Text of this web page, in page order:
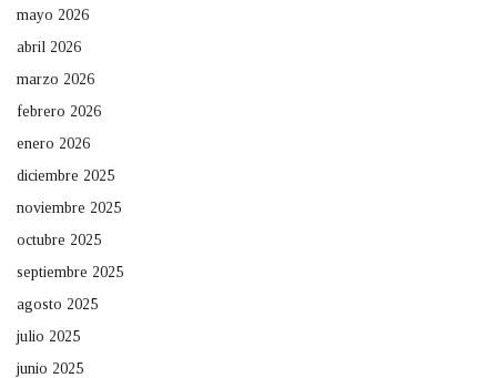
mayo 2026
abril 2026
marzo 2026
febrero 2026
enero 2026
diciembre 2025
noviembre 2025
octubre 2025
septiembre 2025
agosto 2025
julio 2025
junio 2025